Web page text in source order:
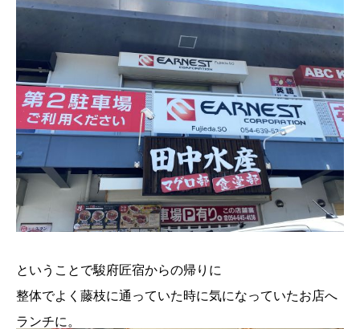
ということで駿府匠宿からの帰りに
整体でよく藤枝に通っていた時に気になっていたお店へ
ランチに。